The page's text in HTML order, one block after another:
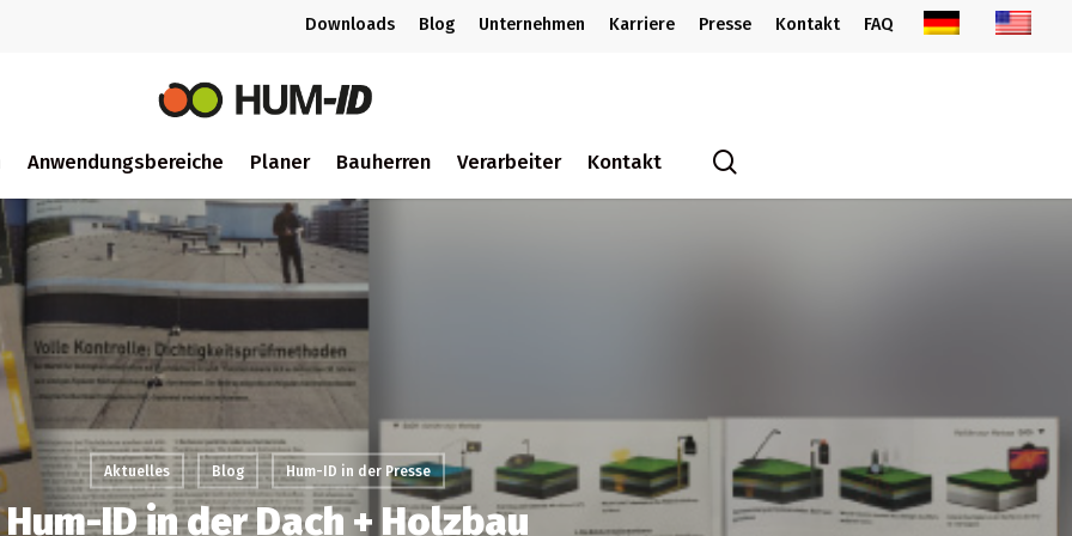
Downloads Blog Unternehmen Karriere Presse Kontakt FAQ
Anwendungsbereiche Planer Bauherren Verarbeiter Kontakt
Aktuelles Blog Hum-ID in der Presse
Hum-ID in der Dach + Holzbau